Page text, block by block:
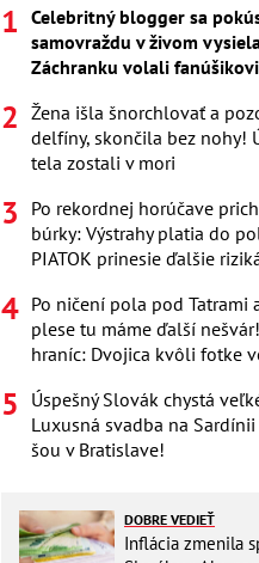
Celebritný blogger sa
samovraždu v živom
Záchranku volali
Žena išla šnorchlovať a
delfíny, skončila bez nohy!
tela zostali v mori
Po rekordnej horúčave
búrky: Výstrahy platia do
PIATOK prinesie ďalšie
Po ničení pola pod Tatrami
plese tu máme ďalší
hraníc: Dvojica kvôli fotke
Úspešný Slovák chystá
Luxusná svadba na
šou v Bratislave!
DOBRE VEDIEŤ
Inflácia zmenila